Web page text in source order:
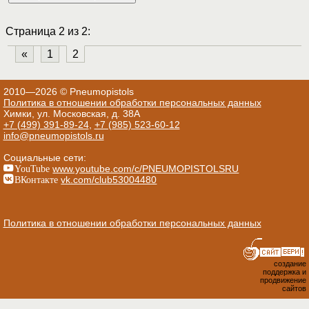
Страница 2 из 2:
«
1 2
2010—2026 © Pneumopistols
Политика в отношении обработки персональных данных
Химки, ул. Московская, д. 38А
+7 (499) 391-89-24, +7 (985) 523-60-12
info@pneumopistols.ru
Социальные сети:
YouTube www.youtube.com/c/PNEUMOPISTOLSRU
ВКонтакте vk.com/club53004480
Политика в отношении обработки персональных данных
создание
поддержка и
продвижение
сайтов